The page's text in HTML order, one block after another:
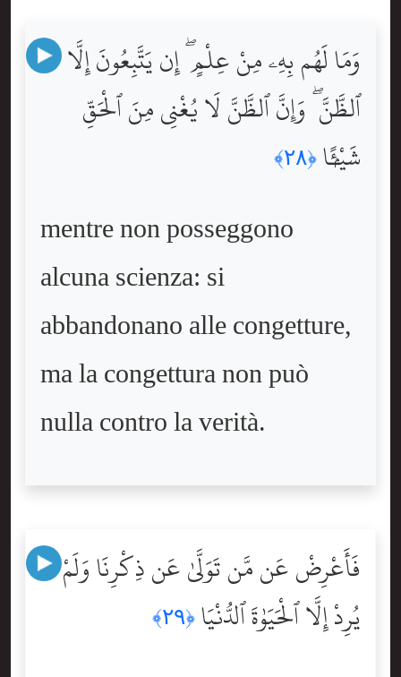
وَمَا لَهُم بِهِۦ مِنْ عِلْمٍ ۖ إِن يَتَّبِعُونَ إِلَّا
ٱلظَّنَّ ۖ وَإِنَّ ٱلظَّنَّ لَا يُغْنِى مِنَ ٱلْحَقِّ
شَيْـًۭٔا ﴿٢٨﴾
mentre non posseggono
alcuna scienza: si
abbandonano alle congetture,
ma la congettura non può
nulla contro la verità.
فَأَعْرِضْ عَن مَّن تَوَلَّىٰ عَن ذِكْرِنَا وَلَمْ
يُرِدْ إِلَّا ٱلْحَيَوٰةَ ٱلدُّنْيَا ﴿٢٩﴾